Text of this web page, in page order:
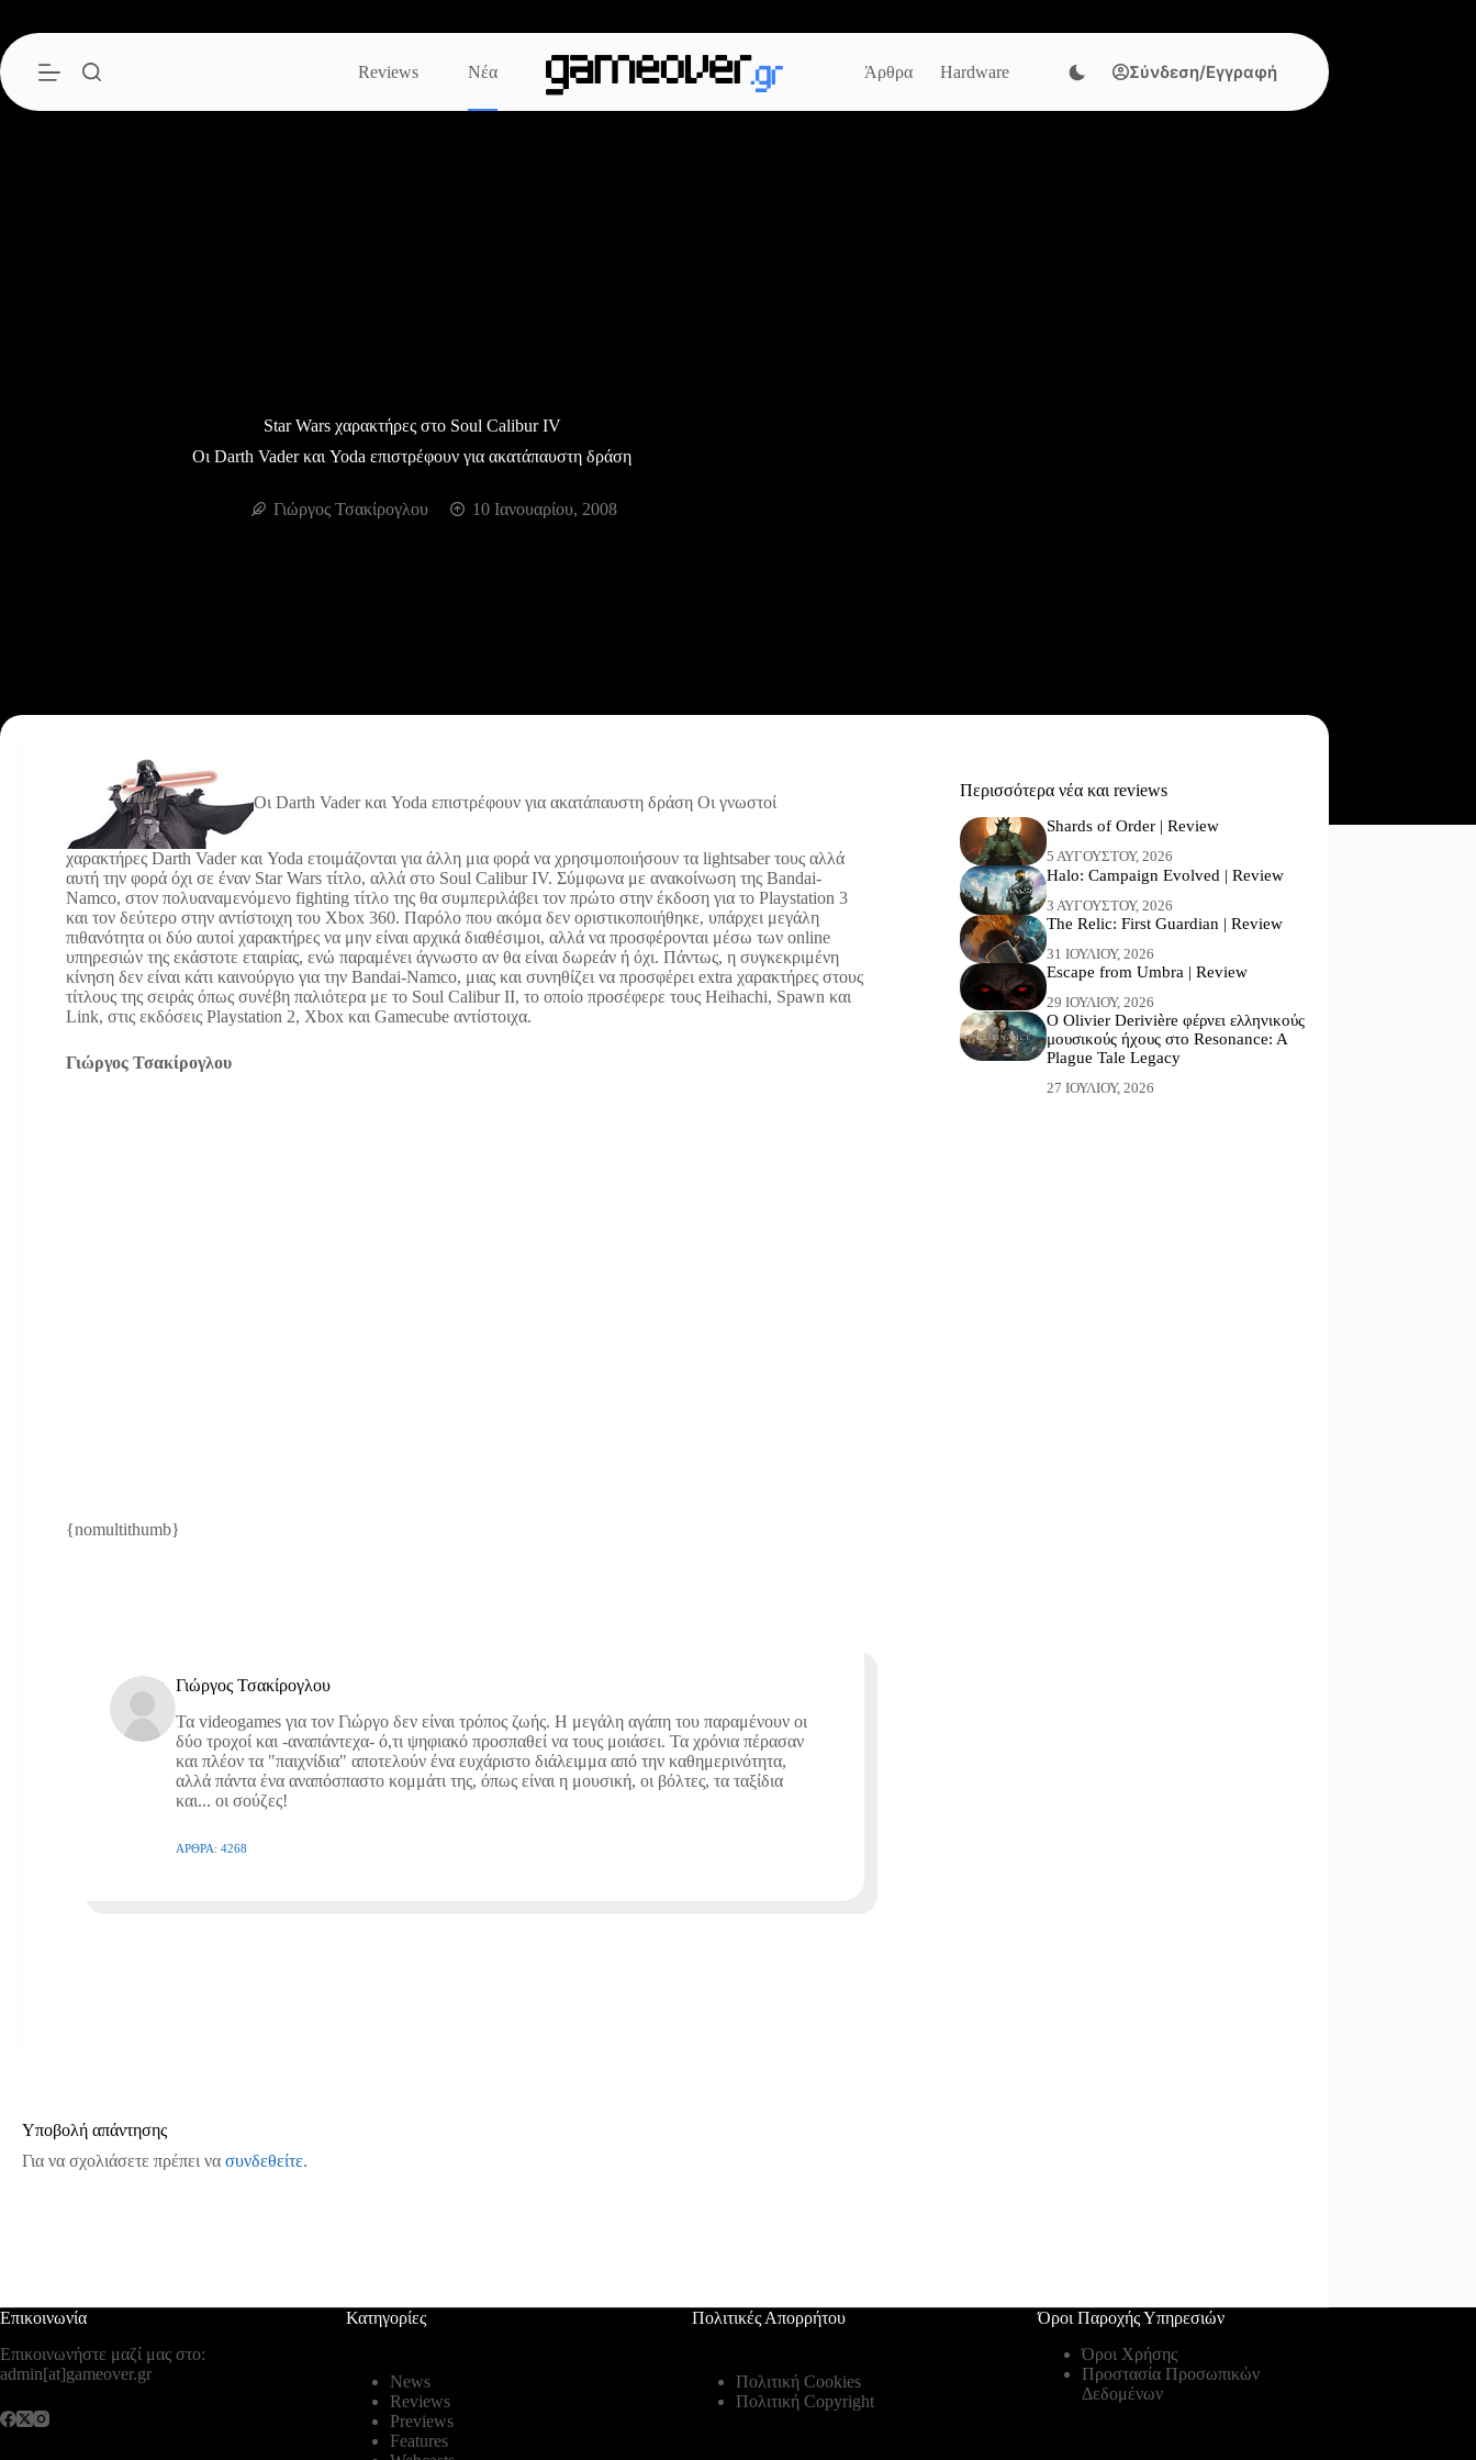
περιεχόμενο
Reviews
Νέα Άρθρα Hardware Σύνδεση/Εγγραφή
Star Wars χαρακτήρες στο Soul Calibur IV
Οι Darth Vader και Yoda επιστρέφουν για ακατάπαυστη δράση
Γιώργος Τσακίρογλου 10 Ιανουαρίου, 2008
Οι Darth Vader και Yoda επιστρέφουν για ακατάπαυστη δράση Οι γνωστοί
χαρακτήρες Darth Vader και Yoda ετοιμάζονται για άλλη μια φορά να χρησιμοποιήσουν τα lightsaber τους αλλά
αυτή την φορά όχι σε έναν Star Wars τίτλο, αλλά στο Soul Calibur IV. Σύμφωνα με ανακοίνωση της Bandai-
Namco, στον πολυαναμενόμενο fighting τίτλο της θα συμπεριλάβει τον πρώτο στην έκδοση για το Playstation 3
και τον δεύτερο στην αντίστοιχη του Xbox 360. Παρόλο που ακόμα δεν οριστικοποιήθηκε, υπάρχει μεγάλη
πιθανότητα οι δύο αυτοί χαρακτήρες να μην είναι αρχικά διαθέσιμοι, αλλά να προσφέρονται μέσω των online
υπηρεσιών της εκάστοτε εταιρίας, ενώ παραμένει άγνωστο αν θα είναι δωρεάν ή όχι. Πάντως, η συγκεκριμένη
κίνηση δεν είναι κάτι καινούργιο για την Bandai-Namco, μιας και συνηθίζει να προσφέρει extra χαρακτήρες στους
τίτλους της σειράς όπως συνέβη παλιότερα με το Soul Calibur II, το οποίο προσέφερε τους Heihachi, Spawn και
Link, στις εκδόσεις Playstation 2, Xbox και Gamecube αντίστοιχα.
Γιώργος Τσακίρογλου
{nomultithumb}
Γιώργος Τσακίρογλου
Τα videogames για τον Γιώργο δεν είναι τρόπος ζωής. Η μεγάλη αγάπη του παραμένουν οι
δύο τροχοί και -αναπάντεχα- ό,τι ψηφιακό προσπαθεί να τους μοιάσει. Τα χρόνια πέρασαν
και πλέον τα "παιχνίδια" αποτελούν ένα ευχάριστο διάλειμμα από την καθημερινότητα,
αλλά πάντα ένα αναπόσπαστο κομμάτι της, όπως είναι η μουσική, οι βόλτες, τα ταξίδια
και... οι σούζες!
ΆΡΘΡΑ: 4268
Περισσότερα νέα και reviews
Shards of Order | Review
5 ΑΥΓΟΎΣΤΟΥ, 2026
Halo: Campaign Evolved | Review
3 ΑΥΓΟΎΣΤΟΥ, 2026
The Relic: First Guardian | Review
31 ΙΟΥΛΊΟΥ, 2026
Escape from Umbra | Review
29 ΙΟΥΛΊΟΥ, 2026
Ο Olivier Derivière φέρνει ελληνικούς
μουσικούς ήχους στο Resonance: A
Plague Tale Legacy
27 ΙΟΥΛΊΟΥ, 2026
Υποβολή απάντησης
Για να σχολιάσετε πρέπει να συνδεθείτε.
Επικοινωνία
Επικοινωνήστε μαζί μας στο:
admin[at]gameover.gr
Κατηγορίες
News
Reviews
Previews
Features
Πολιτικές Απορρήτου
Πολιτική Cookies
Πολιτική Copyright
Όροι Παροχής Υπηρεσιών
Όροι Χρήσης
Προστασία Προσωπικών
Δεδομένων